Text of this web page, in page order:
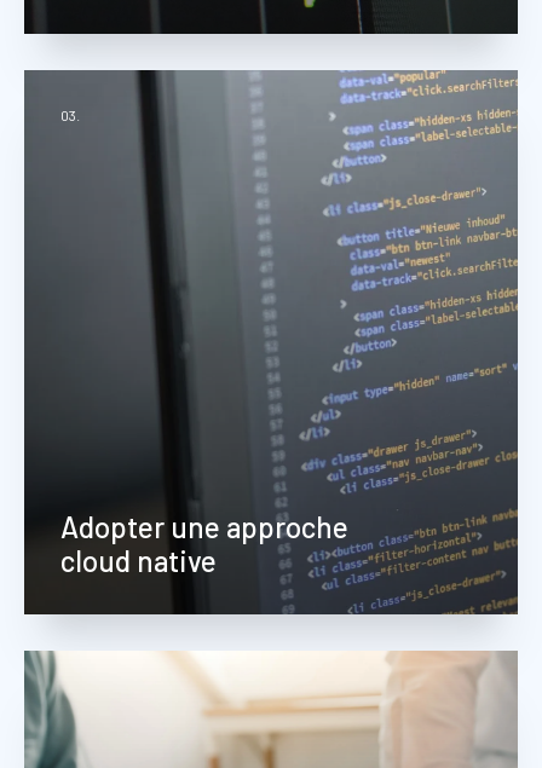
Nous effectuons des tests de charge selon
vos scenarii métiers, mesurons les latences
et identifiions les points de contention.
03.
Adopter une approche
cloud native
Nous assurons la remédiation de vos
services dans une logique cloud native afin
d'extraire tout le potentiel de votre